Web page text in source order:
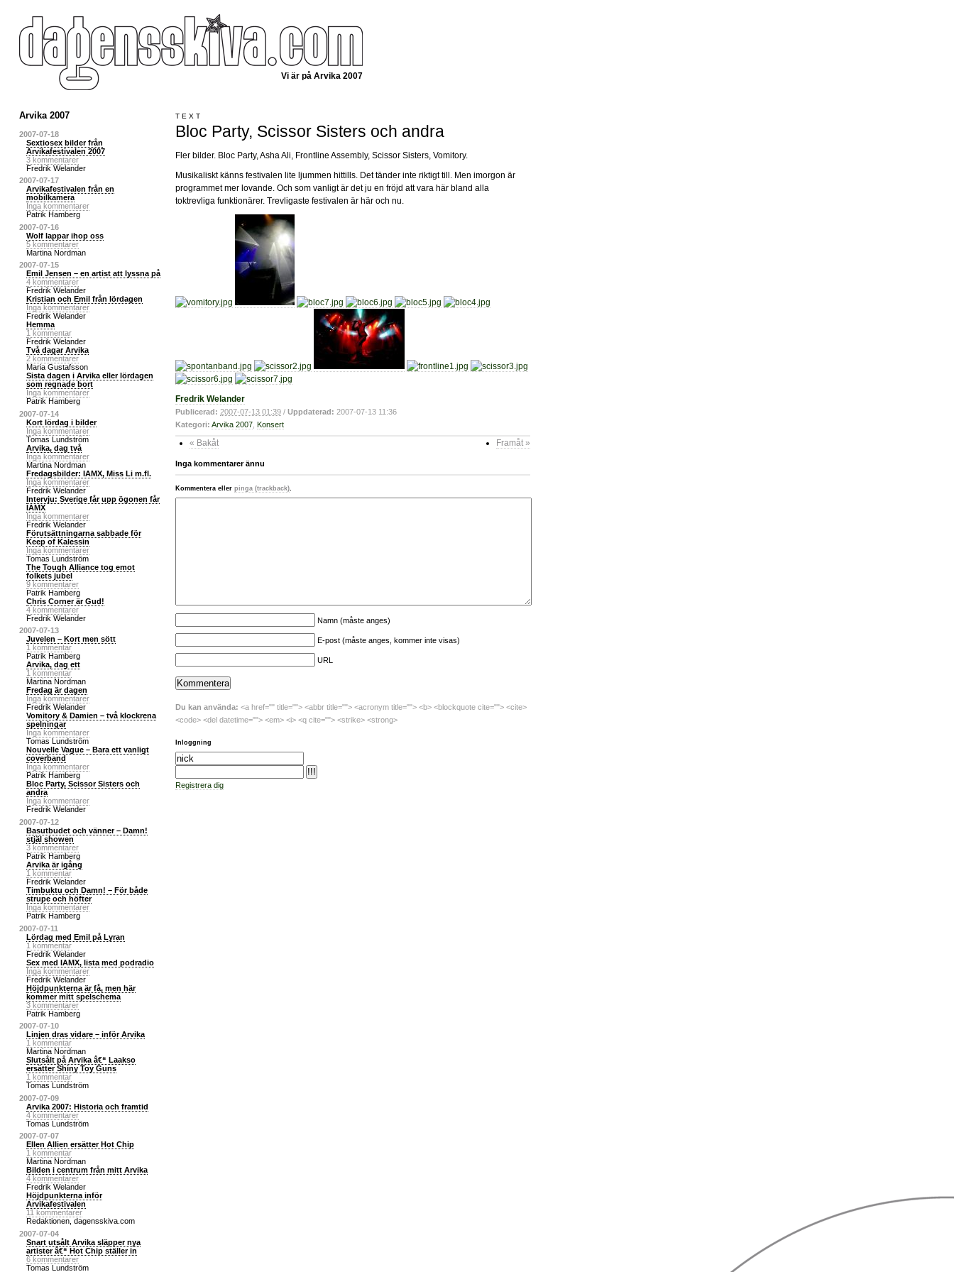
Vi är på Arvika 2007
Arvika 2007
2007-07-18
Sextiosex bilder från
Arvikafestivalen 2007
3 kommentarer
Fredrik Welander
2007-07-17
Arvikafestivalen från en
mobilkamera
Inga kommentarer
Patrik Hamberg
2007-07-16
Wolf lappar ihop oss
5 kommentarer
Martina Nordman
2007-07-15
Emil Jensen – en artist att lyssna på
4 kommentarer
Fredrik Welander
Kristian och Emil från lördagen
Inga kommentarer
Fredrik Welander
Hemma
1 kommentar
Fredrik Welander
Två dagar Arvika
2 kommentarer
Maria Gustafsson
Sista dagen i Arvika eller lördagen
som regnade bort
Inga kommentarer
Patrik Hamberg
2007-07-14
Kort lördag i bilder
Inga kommentarer
Tomas Lundström
Arvika, dag två
Inga kommentarer
Martina Nordman
Fredagsbilder: IAMX, Miss Li m.fl.
Inga kommentarer
Fredrik Welander
Intervju: Sverige får upp ögonen får
IAMX
Inga kommentarer
Fredrik Welander
Förutsättningarna sabbade för
Keep of Kalessin
Inga kommentarer
Tomas Lundström
The Tough Alliance tog emot
folkets jubel
9 kommentarer
Patrik Hamberg
Chris Corner är Gud!
4 kommentarer
Fredrik Welander
2007-07-13
Juvelen – Kort men sött
1 kommentar
Patrik Hamberg
Arvika, dag ett
1 kommentar
Martina Nordman
Fredag är dagen
Inga kommentarer
Fredrik Welander
Vomitory & Damien – två klockrena
spelningar
Inga kommentarer
Tomas Lundström
Nouvelle Vague – Bara ett vanligt
coverband
Inga kommentarer
Patrik Hamberg
Bloc Party, Scissor Sisters och
andra
Inga kommentarer
Fredrik Welander
2007-07-12
Basutbudet och vänner – Damn!
stjäl showen
3 kommentarer
Patrik Hamberg
Arvika är igång
1 kommentar
Fredrik Welander
Timbuktu och Damn! – För både
strupe och höfter
Inga kommentarer
Patrik Hamberg
2007-07-11
Lördag med Emil på Lyran
1 kommentar
Fredrik Welander
Sex med IAMX, lista med podradio
Inga kommentarer
Fredrik Welander
Höjdpunkterna är få, men här
kommer mitt spelschema
3 kommentarer
Patrik Hamberg
2007-07-10
Linjen dras vidare – inför Arvika
1 kommentar
Martina Nordman
Slutsålt på Arvika â€“ Laakso
ersätter Shiny Toy Guns
1 kommentar
Tomas Lundström
2007-07-09
Arvika 2007: Historia och framtid
4 kommentarer
Tomas Lundström
2007-07-07
Ellen Allien ersätter Hot Chip
1 kommentar
Martina Nordman
Bilden i centrum från mitt Arvika
4 kommentarer
Fredrik Welander
Höjdpunkterna inför
Arvikafestivalen
11 kommentarer
Redaktionen, dagensskiva.com
2007-07-04
Snart utsålt Arvika släpper nya
artister â€“ Hot Chip ställer in
6 kommentarer
Tomas Lundström
TEXT
Bloc Party, Scissor Sisters och andra
Fler bilder. Bloc Party, Asha Ali, Frontline Assembly, Scissor Sisters, Vomitory.
Musikaliskt känns festivalen lite ljummen hittills. Det tänder inte riktigt till. Men imorgon är
programmet mer lovande. Och som vanligt är det ju en fröjd att vara här bland alla
toktrevliga funktionärer. Trevligaste festivalen är här och nu.
Fredrik Welander
Publicerad: 2007-07-13 01:39 / Uppdaterad: 2007-07-13 11:36
Kategori: Arvika 2007 Konsert
« Bakåt Framåt »
Inga kommentarer ännu
Kommentera eller pinga (trackback)
Namn (måste anges)
E-post (måste anges, kommer inte visas)
URL
Du kan använda: <a href="" title=""> <abbr title=""> <acronym title=""> <b> <blockquote cite=""> <cite>
<code> <del datetime=""> <em> <i> <q cite=""> <strike> <strong>
Inloggning
Registrera dig